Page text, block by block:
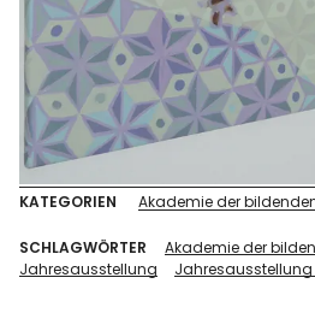
KATEGORIEN Akademie der
SCHLAGWÖRTER Akademie der
Jahresausstellung
Jahresausstellung